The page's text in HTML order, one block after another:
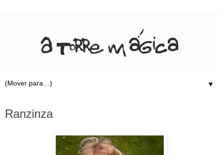
▼
Ranzinza